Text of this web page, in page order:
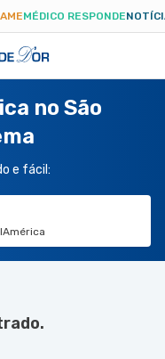
MÉDICO RESPONDE
no São
e fácil: